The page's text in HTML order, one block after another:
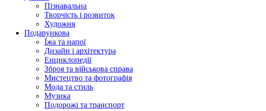
Пізнавальна
Творчість і розвиток
Художня
Подарункова
Їжа та напої
Дизайн і архітектура
Енциклопедії
Зброя та військова справа
Мистецтво та фотографія
Мода та стиль
Музика
Подорожі та транспорт